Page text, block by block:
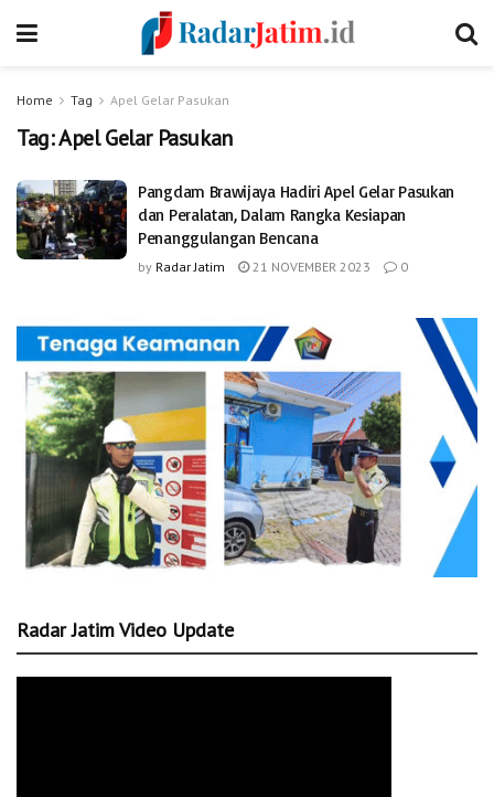
Home Tag Apel Gelar Pasukan
Tag:Apel Gelar Pasukan
Pangdam Brawijaya Hadiri Apel Gelar Pasukan
dan Peralatan, Dalam Rangka Kesiapan
Penanggulangan Bencana
by Radar Jatim 21 NOVEMBER 2023 0
Radar Jatim Video Update